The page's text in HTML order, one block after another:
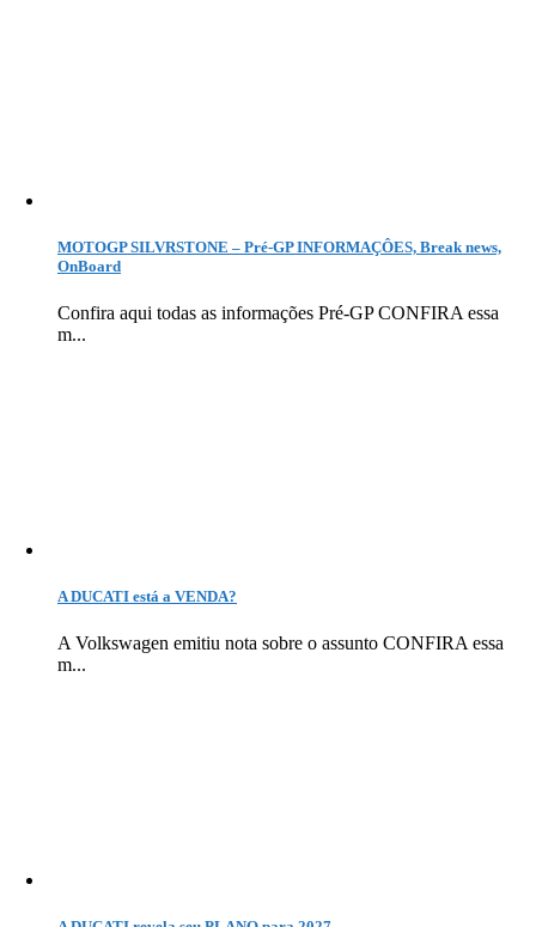
MOTOGP SILVRSTONE – Pré-GP INFORMAÇÔES, Break news,
OnBoard
Confira aqui todas as informações Pré-GP CONFIRA essa
m...
A DUCATI está a VENDA?
A Volkswagen emitiu nota sobre o assunto CONFIRA essa
m...